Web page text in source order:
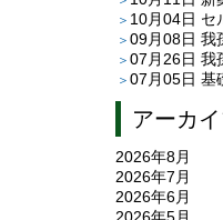
10月04日 セル
09月08日 我
07月26日 我孫
07月05日 基
アーカ
2026年8月
2026年7月
2026年6月
2026年5月